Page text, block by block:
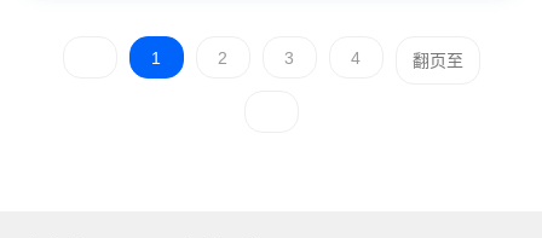
1 2 3 4